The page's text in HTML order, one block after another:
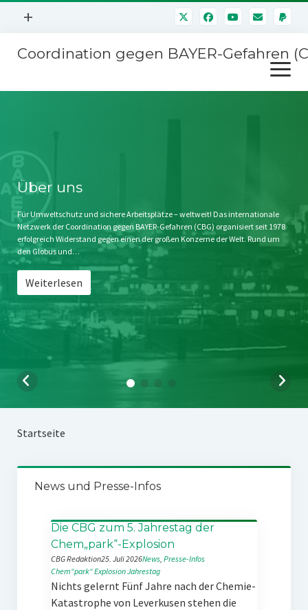
Menü
+
Mitmachen
Kontakt
Impressum
Störfälle
Coordination gegen BAYER-Gefahren
Menü
öffnen
Stichwort BAYER
Jahrestagung
SPENDEN
Über uns
Für Umweltschutz und sichere Arbeitsplätze – weltweit! Das internationale
Netzwerk der Coordination gegen BAYER-Gefahren (CBG) organisiert seit 1978
erfolgreich Widerstand gegen einen der großen Konzerne der Welt. Rund um
den Globus und…
Weiterlesen
Startseite
News und Presse-Infos
Die CBG zum 5. Jahrestag der
Chem„park“-Explosion
CBG Redaktion25. Juli 2026News, Presse-Infos
Chem“park“ExplosionJahrestag
Nichts gelernt Fünf Jahre nach der Chemie-
Katastrophe von Leverkusen stehen die